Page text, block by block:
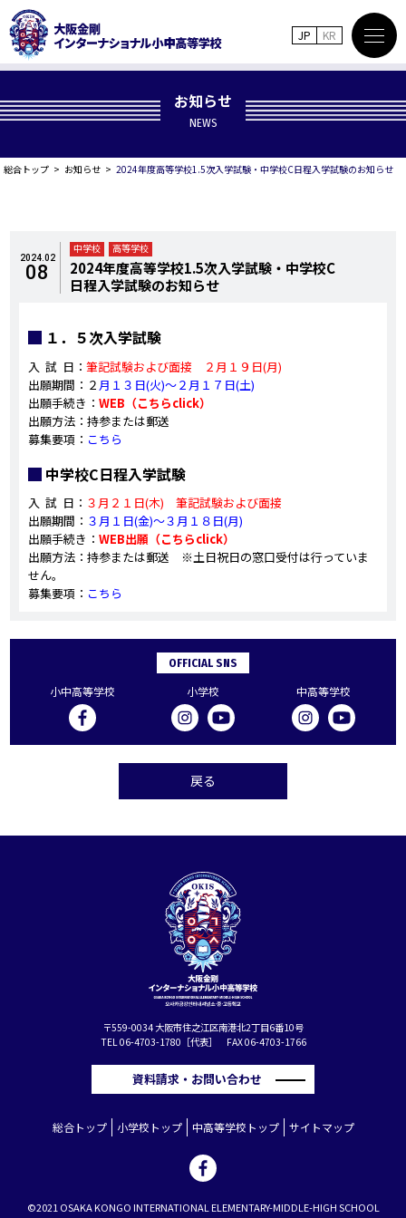
お知らせ
NEWS
総合トップ お知らせ 2024年度高等学校1.5次入学試験・中学校C日程入学試験のお知らせ
JP KR
2024.02
08
中学校 高等学校
2024年度高等学校1.5次入学試験・中学校C
日程入学試験のお知らせ
１．５次入学試験
入 試 日：筆記試験および面接 ２月１９日(月)
出願期間：２ 月１３日(火)～２月１７日(土)
出願手続き：WEB（こちらclick）
出願方法：持参または郵送
募集要項： こちら
中学校C日程入学試験
入 試 日： ３月２１日(木) 筆記試験および面接
出願期間： ３月１日(金)～３月１８日(月)
出願手続き：WEB出願（こちらclick）
出願方法：持参または郵送 ※土日祝日の窓口受付は行っていま
せん。
募集要項： こちら
OFFICIAL SNS
小中高等学校 小学校 中高等学校
戻る
〒559-0034 大阪市住之江区南港北2丁目6番10号
TEL 06-4703-1780［代表］ FAX 06-4703-1766
資料請求・お問い合わせ
総合トップ 小学校トップ 中高等学校トップ サイトマップ
©2021 OSAKA KONGO INTERNATIONAL ELEMENTARY-MIDDLE-HIGH SCHOOL